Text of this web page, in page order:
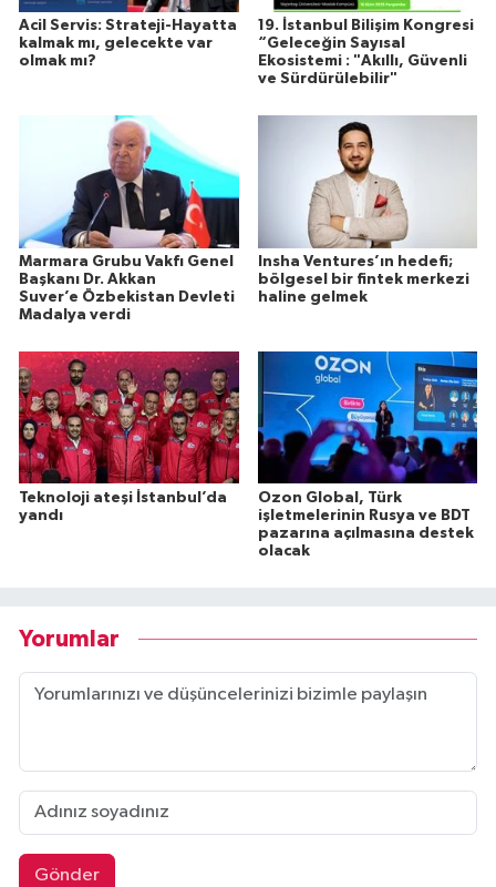
Acil Servis: Strateji-Hayatta
kalmak mı, gelecekte var
olmak mı?
19. İstanbul Bilişim Kongresi
“Geleceğin Sayısal
Ekosistemi : "Akıllı, Güvenli
ve Sürdürülebilir"
Marmara Grubu Vakfı Genel
Başkanı Dr. Akkan
Suver’e Özbekistan Devleti
Madalya verdi
Insha Ventures’ın hedefi;
bölgesel bir fintek merkezi
haline gelmek
Teknoloji ateşi İstanbul’da
yandı
Ozon Global, Türk
işletmelerinin Rusya ve BDT
pazarına açılmasına destek
olacak
Yorumlar
Gönder